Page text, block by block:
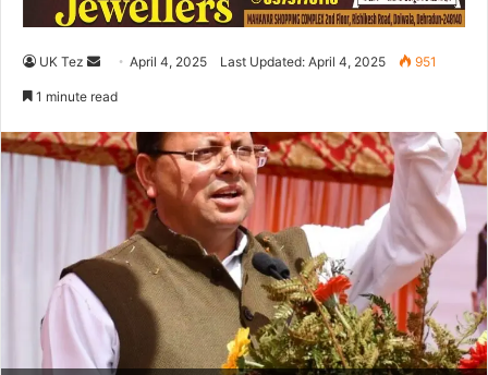
UK Tez
d
a
m
i
l
April 4, 2025 Last Updated: April 4, 2025 951
1 minute read